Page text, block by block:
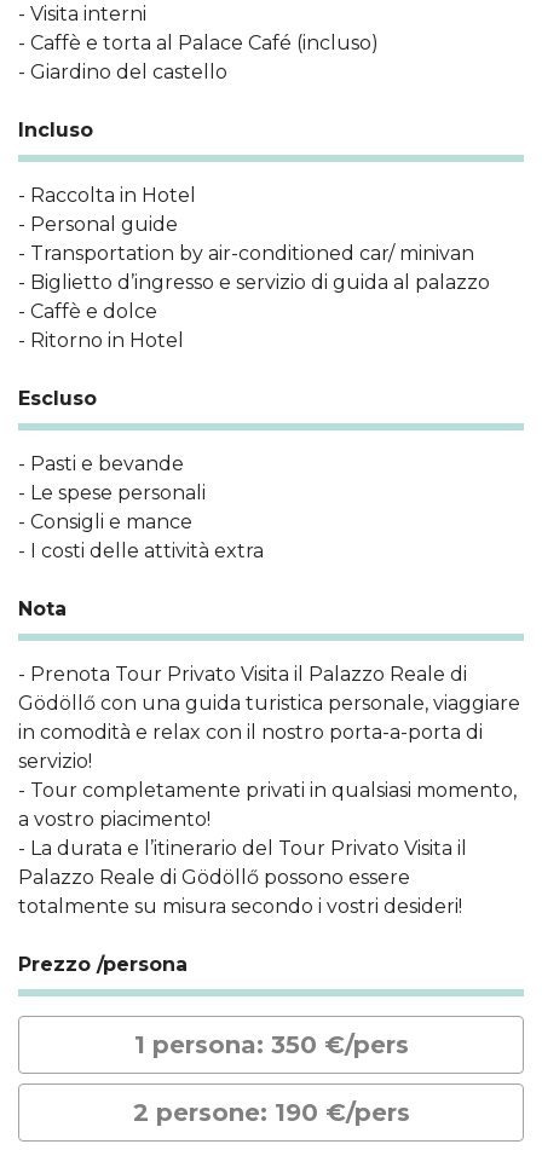
- Visita interni
- Caffè e torta al Palace Café (incluso)
- Giardino del castello
Incluso
- Raccolta in Hotel
- Personal guide
- Transportation by air-conditioned car/ minivan
- Biglietto d’ingresso e servizio di guida al palazzo
- Caffè e dolce
- Ritorno in Hotel
Escluso
- Pasti e bevande
- Le spese personali
- Consigli e mance
- I costi delle attività extra
Nota
- Prenota Tour Privato Visita il Palazzo Reale di
Gödöllő con una guida turistica personale, viaggiare
in comodità e relax con il nostro porta-a-porta di
servizio!
- Tour completamente privati ​​in qualsiasi momento,
a vostro piacimento!
- La durata e l’itinerario del Tour Privato Visita il
Palazzo Reale di Gödöllő possono essere
totalmente su misura secondo i vostri desideri!
Prezzo /persona
1 persona: 350 €/pers
2 persone: 190 €/pers